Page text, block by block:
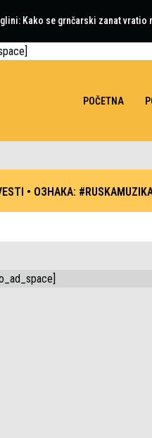
Kako se grnčarski zanat vratio
POČETNA
• ОЗНАКА: